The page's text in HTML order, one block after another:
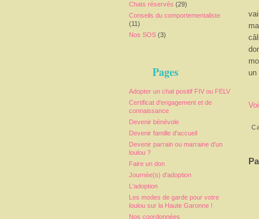
Chats réservés (29)
Conseils du comportementaliste
(11)
Nos SOS (3)
Pages
Adopter un chat positif FIV ou FELV
Certificat d'engagement et de
connaissance
Devenir bénévole
Devenir famille d'accueil
Devenir parrain ou marraine d'un
loulou ?
Faire un don
Journée(s) d'adoption
L'adoption
Les modes de garde pour votre
loulou sur la Haute Garonne !
Nos coordonnées
un